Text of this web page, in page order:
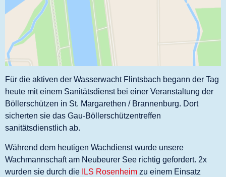
Für die aktiven der Wasserwacht Flintsbach begann der Tag
heute mit einem Sanitätsdienst bei einer Veranstaltung der
Böllerschützen in St. Margarethen / Brannenburg. Dort
sicherten sie das Gau-Böllerschützentreffen
sanitätsdienstlich ab.
Während dem heutigen Wachdienst wurde unsere
Wachmannschaft am Neubeurer See richtig gefordert. 2x
wurden sie durch die
ILS Rosenheim zu einem Einsatz